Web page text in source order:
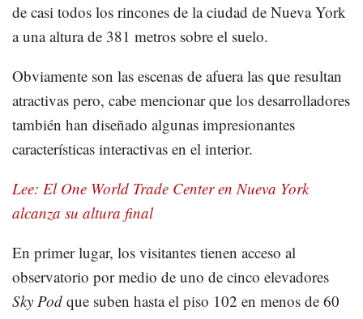
de casi todos los rincones de la ciudad de Nueva York
a una altura de 381 metros sobre el suelo.
Obviamente son las escenas de afuera las que resultan
atractivas pero, cabe mencionar que los desarrolladores
también han diseñado algunas impresionantes
características interactivas en el interior.
Lee: El One World Trade Center en Nueva York
alcanza su altura final
En primer lugar, los visitantes tienen acceso al
observatorio por medio de uno de cinco elevadores
Sky Pod que suben hasta el piso 102 en menos de 60